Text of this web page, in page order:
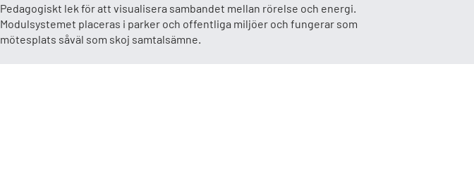
Pedagogiskt lek för att visualisera sambandet mellan rörelse och energi.
Modulsystemet placeras i parker och offentliga miljöer och fungerar som
mötesplats såväl som skoj samtalsämne.